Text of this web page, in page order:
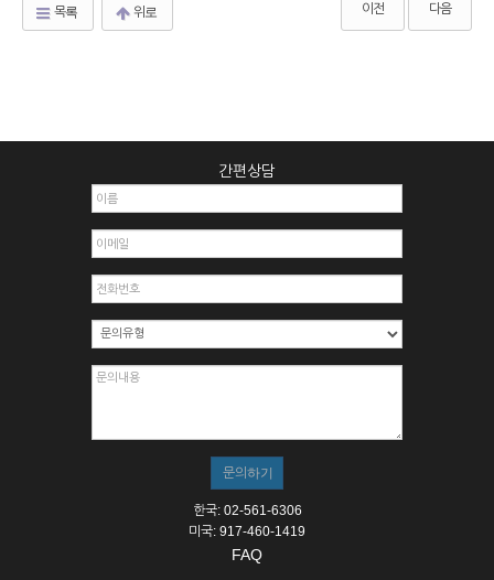
목록 위로 이전 다음
간편상담
한국: 02-561-6306
미국: 917-460-1419
FAQ